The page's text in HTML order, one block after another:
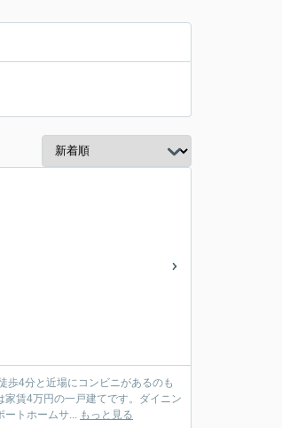
歩4分と近場にコンビニがあるのも
賃4万円の一戸建てです。ダイニン
ートホームサ... もっと見る